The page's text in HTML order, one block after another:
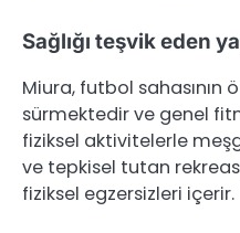
Sağlığı teşvik eden
Miura, futbol
sürmektedir ve genel
fiziksel aktivitelerle
ve tepkisel tutan
fiziksel egzersizleri içerir.